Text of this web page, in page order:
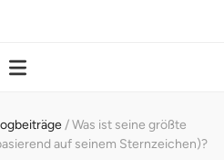
/Was ist seine größte
auf seinem Sternzeichen)?